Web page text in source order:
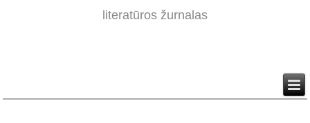
literatūros žurnalas